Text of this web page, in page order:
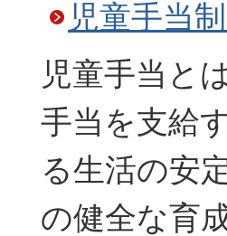
児童手当
児童手当と
手当を支給
る生活の安
の健全な育